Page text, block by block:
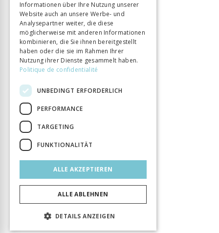
Informationen über Ihre Nutzung unserer
Website auch an unsere Werbe- und
Analysepartner weiter, die diese
möglicherweise mit anderen Informationen
kombinieren, die Sie ihnen bereitgestellt
haben oder die sie im Rahmen Ihrer
Nutzung ihrer Dienste gesammelt haben.
Politique de confidentialité
UNBEDINGT ERFORDERLICH
PERFORMANCE
TARGETING
FUNKTIONALITÄT
ALLE AKZEPTIEREN
ALLE ABLEHNEN
DETAILS ANZEIGEN